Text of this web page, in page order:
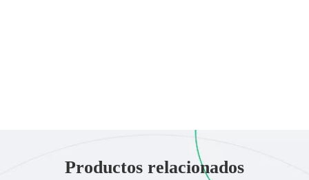
Productos relacionados